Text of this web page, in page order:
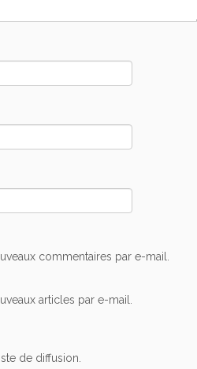
commentaires par e-mail.
articles par e-mail.
de diffusion.